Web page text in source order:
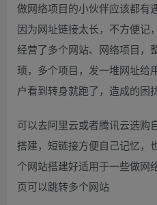
做网络项目的小伙伴应该都有
因为网址链接太长，不方便记
经营了多个网站、网络项目，
琐，多个项目，发一堆网址给
户看到转身就跑了，造成的困
可以去阿里云或者腾讯云选购
搭建，短链接方便自己记忆，
个网站搭建好适用于一些做网
页可以跳转多个网站